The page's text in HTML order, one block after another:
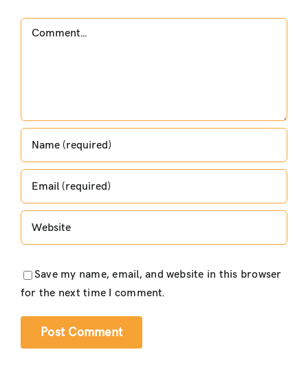
Comment
Save my name, email, and website in this browser
for the next time I comment.